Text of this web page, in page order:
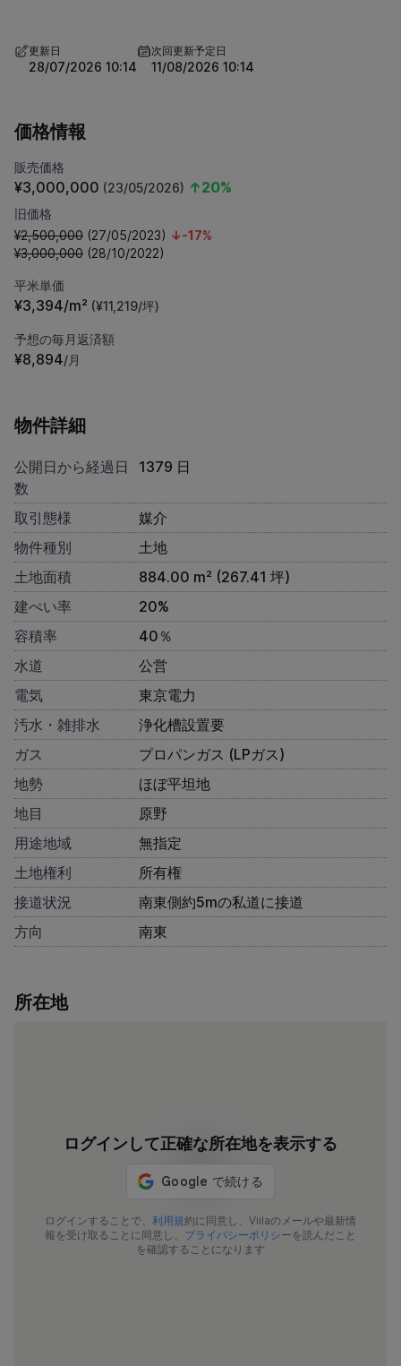
更新日
28/07/2026 10:14
次回更新予定日
11/08/2026 10:14
価格情報
販売価格
¥3,000,000 (23/05/2026) ↑20%
旧価格
¥2,500,000 (27/05/2023) ↓-17%
¥3,000,000 (28/10/2022)
平米単価
¥3,394/m² (¥11,219/坪)
予想の毎月返済額
¥8,894/月
物件詳細
公開日から経過日
数
1379 日
取引態様
媒介
物件種別
土地
土地面積
884.00 m² (267.41 坪)
建ぺい率
20%
容積率
40％
水道
公営
電気
東京電力
汚水・雑排水
浄化槽設置要
ガス
プロパンガス (LPガス)
地勢
ほぼ平坦地
地目
原野
用途地域
無指定
土地権利
所有権
接道状況
南東側約5mの私道に接道
方向
南東
所在地
ログインして正確な所在地を表示する
ログインすることで、 利用規約に同意し、Viilaのメールや最新情
報を受け取ることに同意し、 プライバシーポリシーを読んだこと
を確認することになります